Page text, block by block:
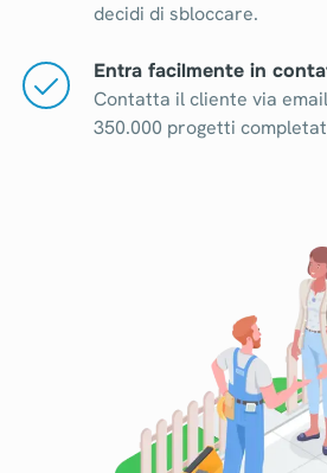
decidi di sbloccare.
Entra facilmente in
Contatta il cliente via
350.000 progetti